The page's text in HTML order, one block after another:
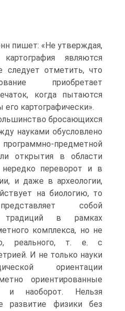
пишет: «Не утверждая,
являются
отметить, что
приобретает
когда пытаются
картографически».
бросающихся
науками обусловлено
предметной
открытия в области
переворот и в
и даже в археологии,
на биологию, то
собой
традиций в рамках
комплекса, но не
реального, т. е. с
И не только науки
ориентации
ориентированные
и наоборот. Нельзя
развитие физики без